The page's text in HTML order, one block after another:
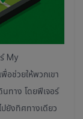
My
ช่วยให้พวกเขา
นทาง โดยฟีเจอร์
ปยังทิศทางเดียว